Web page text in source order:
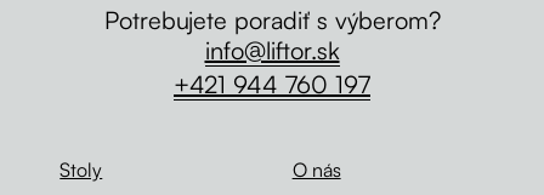
Stoly
O nás
Potrebujete poradiť s výberom?
info@liftor.sk
+421 944 760 197